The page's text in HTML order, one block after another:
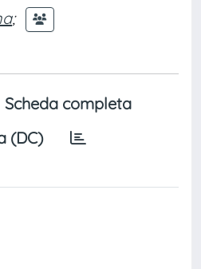
;
Scheda completa
(DC)